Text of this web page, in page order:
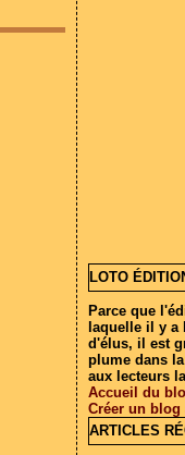
LOTO
Parce que
laquelle il y a
d'élus, il est
plume dans
aux lecteurs
Accueil du
Créer un blog
ARTICLES